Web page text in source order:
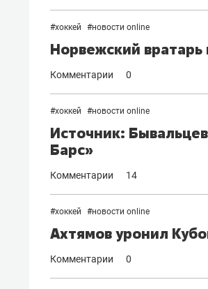
#хоккей #новости online
Норвежский
Комментарии 0
#хоккей #новости online
Источник:
Барс»
Комментарии 14
#хоккей #новости online
Ахтямов уронил
Комментарии 0